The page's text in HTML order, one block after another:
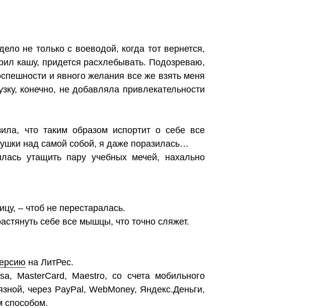
не только с воеводой, когда тот вернется,
кашу, придется расхлебывать. Подозреваю,
и явного желания все же взять меня
конечно, не добавляла привлекательности
что таким образом испортит о себе все
над самой собой, я даже поразилась…
утащить пару учебных мечей, нахально
– чтоб не перестаралась.
себе все мышцы, что точно сляжет.
на ЛитРес.
MasterCard, Maestro, со счета мобильного
через PayPal, WebMoney, Яндекс.Деньги,
способом.